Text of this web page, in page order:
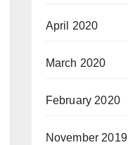
April 2020
March 2020
February 2020
November 2019